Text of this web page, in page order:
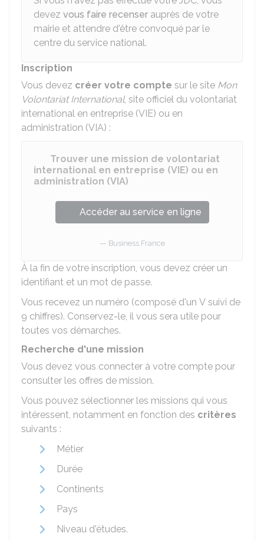
devez vous faire recenser auprès de votre
mairie et attendre d'être convoqué par le
centre du service national.
Inscription
Vous devez créer votre compte sur le site Mon
Volontariat International, site officiel du volontariat
international en entreprise (VIE) ou en
administration (VIA) :
Trouver une mission de volontariat
international en entreprise (VIE) ou en
administration (VIA)
Accéder au service en ligne
Business France
À la fin de votre inscription, vous devez créer un
identifiant et un mot de passe.
Vous recevez un numéro (composé d'un V suivi de
9 chiffres). Conservez-le, il vous sera utile pour
toutes vos démarches.
Recherche d'une mission
Vous devez vous connecter à votre compte pour
consulter les offres de mission.
Vous pouvez sélectionner les missions qui vous
intéressent, notamment en fonction des critères
suivants :
Métier
Durée
Continents
Pays
Niveau d'études.